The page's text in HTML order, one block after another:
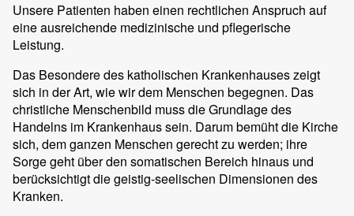
Unsere Patienten haben einen rechtlichen Anspruch auf
eine ausreichende medizinische und pflegerische
Leistung.
Das Besondere des katholischen Krankenhauses zeigt
sich in der Art, wie wir dem Menschen begegnen. Das
christliche Menschenbild muss die Grundlage des
Handelns im Krankenhaus sein. Darum bemüht die Kirche
sich, dem ganzen Menschen gerecht zu werden; ihre
Sorge geht über den somatischen Bereich hinaus und
berücksichtigt die geistig-seelischen Dimensionen des
Kranken.